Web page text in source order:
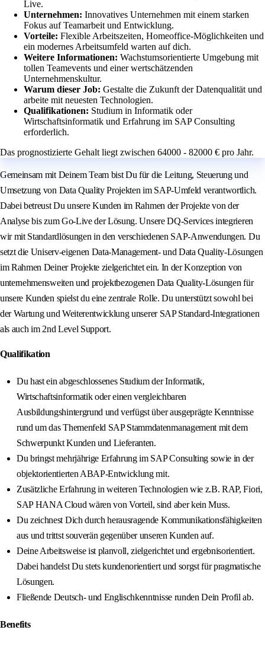
Live.
Unternehmen: Innovatives Unternehmen mit einem starken
Fokus auf Teamarbeit und Entwicklung.
Vorteile: Flexible Arbeitszeiten, Homeoffice-Möglichkeiten und
ein modernes Arbeitsumfeld warten auf dich.
Weitere Informationen: Wachstumsorientierte Umgebung mit
tollen Teamevents und einer wertschätzenden
Unternehmenskultur.
Warum dieser Job: Gestalte die Zukunft der Datenqualität und
arbeite mit neuesten Technologien.
Qualifikationen: Studium in Informatik oder
Wirtschaftsinformatik und Erfahrung im SAP Consulting
erforderlich.
Das prognostizierte Gehalt liegt zwischen 64000 - 82000 € pro Jahr.
Gemeinsam mit Deinem Team bist Du für die Leitung, Steuerung und
Umsetzung von Data Quality Projekten im SAP-Umfeld verantwortlich.
Dabei betreust Du unsere Kunden im Rahmen der Projekte von der
Analyse bis zum Go-Live der Lösung. Unsere DQ-Services integrieren
wir mit Standardlösungen in den verschiedenen SAP-Anwendungen. Du
setzt die Uniserv-eigenen Data-Management- und Data Quality-Lösungen
im Rahmen Deiner Projekte zielgerichtet ein. In der Konzeption von
unternehmensweiten und projektbezogenen Data Quality-Lösungen für
unsere Kunden spielst du eine zentrale Rolle. Du unterstützt sowohl bei
der Wartung und Weiterentwicklung unserer SAP Standard-Integrationen
als auch im 2nd Level Support.
Qualifikation
Du hast ein abgeschlossenes Studium der Informatik,
Wirtschaftsinformatik oder einen vergleichbaren
Ausbildungshintergrund und verfügst über ausgeprägte Kenntnisse
rund um das Themenfeld SAP Stammdatenmanagement mit dem
Schwerpunkt Kunden und Lieferanten.
Du bringst mehrjährige Erfahrung im SAP Consulting sowie in der
objektorientierten ABAP-Entwicklung mit.
Zusätzliche Erfahrung in weiteren Technologien wie z.B. RAP, Fiori,
SAP HANA Cloud wären von Vorteil, sind aber kein Muss.
Du zeichnest Dich durch herausragende Kommunikationsfähigkeiten
aus und trittst souverän gegenüber unseren Kunden auf.
Deine Arbeitsweise ist planvoll, zielgerichtet und ergebnisorientiert.
Dabei handelst Du stets kundenorientiert und sorgst für pragmatische
Lösungen.
Fließende Deutsch- und Englischkenntnisse runden Dein Profil ab.
Benefits